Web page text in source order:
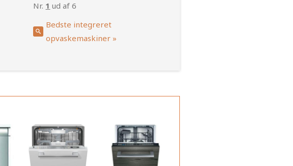
Nr. 1 ud af 6
Bedste integreret
opvaskemaskiner »